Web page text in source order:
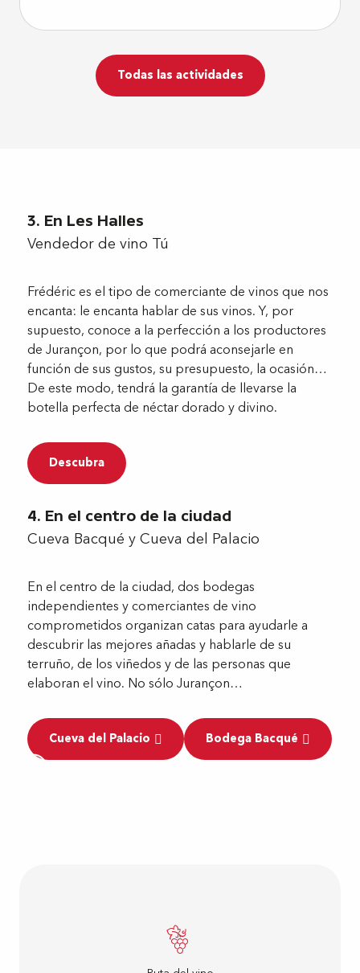
Todas las actividades
3. En Les Halles
Vendedor de vino Tú
Frédéric es el tipo de comerciante de vinos que nos
encanta: le encanta hablar de sus vinos. Y, por
supuesto, conoce a la perfección a los productores
de Jurançon, por lo que podrá aconsejarle en
función de sus gustos, su presupuesto, la ocasión…
De este modo, tendrá la garantía de llevarse la
botella perfecta de néctar dorado y divino.
Descubra
4. En el centro de la ciudad
Cueva Bacqué y Cueva del Palacio
En el centro de la ciudad, dos bodegas
independientes y comerciantes de vino
comprometidos organizan catas para ayudarle a
descubrir las mejores añadas y hablarle de su
terruño, de los viñedos y de las personas que
elaboran el vino. No sólo Jurançon…
Cueva del Palacio Bodega Bacqué